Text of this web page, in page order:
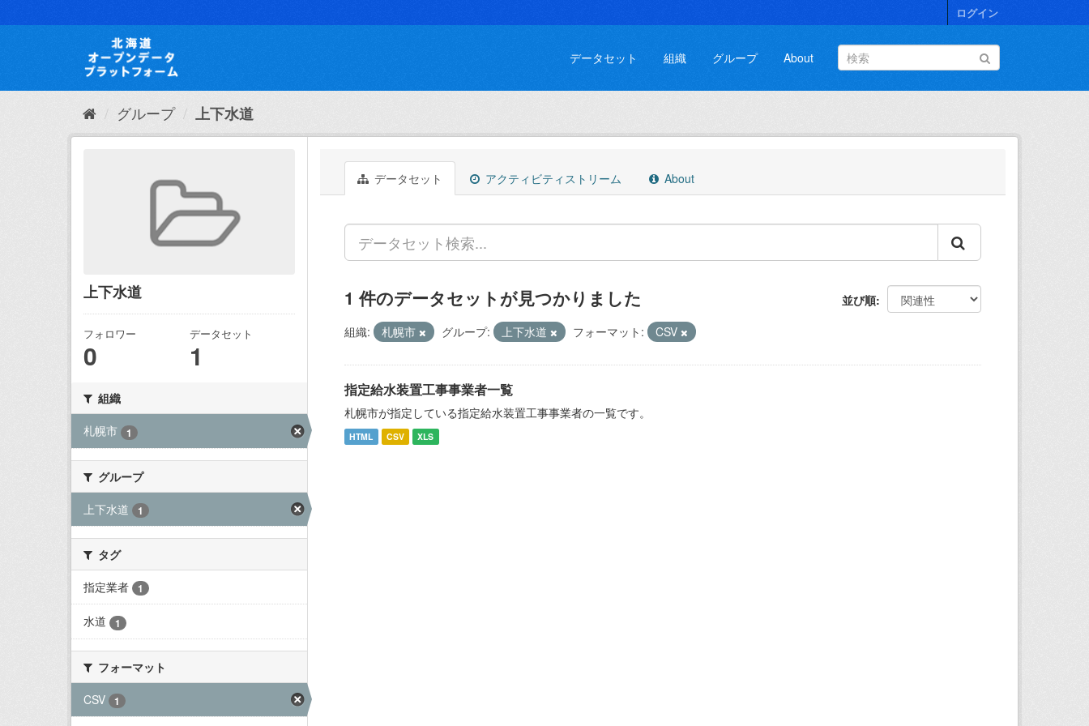
キ
て
ログイン
データセット 組織 グループ About
グループ 上下水道
上下水道
フォロワー
0
データセット
1
組織
札幌市
1
グループ
上下水道
1
タグ
指定業者
1
水道 1
フォーマット
CSV
1
データセット アクティビティストリーム About
並び順
1 件のデータセットが見つかりました
組織: 札幌市 グループ: 上下水道 フォーマット: CSV
指定給水装置工事事業者一覧
札幌市が指定している指定給水装置工事事業者の一覧です。
HTML CSV XLS